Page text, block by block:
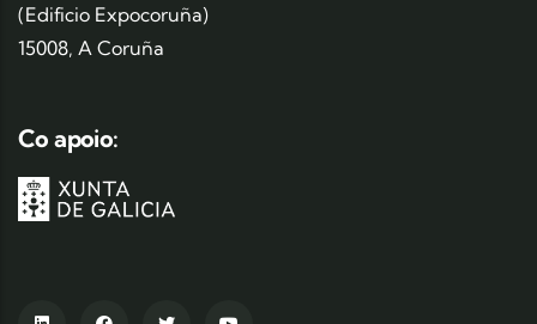
(Edificio Expocoruña)
15008, A Coruña
Co apoio: